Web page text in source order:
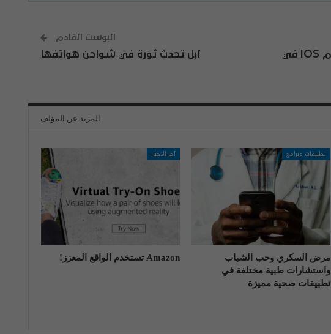
‏بالصور: آبل تحظر مستخدمين نظام IOS في
البوست القادم
آبل تحدث ثورة في شواحن هواتفها
المزيد عن المؤلف
تطبيقات وبرامج
مرض السكري وحب الشباب
واستشارات طبية مختلفة في
تطبيقات صحية مميزة
آخر الاخبار
Amazon تستخدم الواقع المعزز!